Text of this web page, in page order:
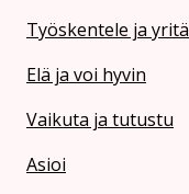
Työskentele ja yritä
Elä ja voi hyvin
Vaikuta ja tutustu
Asioi